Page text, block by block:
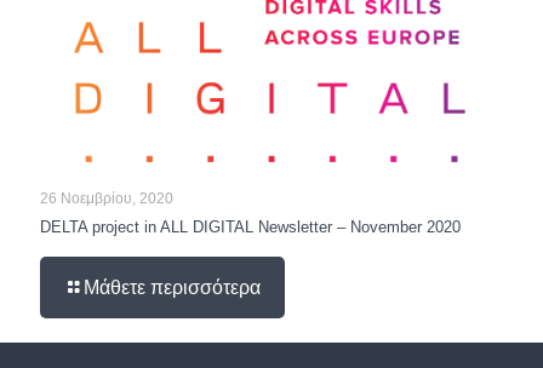
26 Νοεμβρίου, 2020
DELTA project in ALL DIGITAL Newsletter – November 2020
Μάθετε περισσότερα